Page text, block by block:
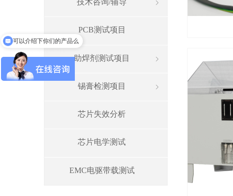
ꁇ
技术咨询/辅导
PCB测试项目
ꁇ
助焊剂测试项目
ꁇ
锡膏检测项目
芯片失效分析
芯片电学测试
EMC电驱带载测试
你们是怎么收费的呢